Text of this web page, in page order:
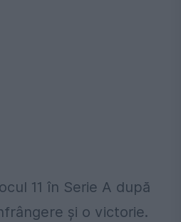
11 în Serie A după
și o victorie.